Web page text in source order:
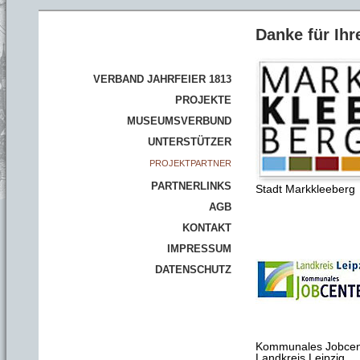
VERBAND JAHRFEIER 1813
PROJEKTE
MUSEUMSVERBUND
UNTERSTÜTZER
PROJEKTPARTNER
PARTNERLINKS
AGB
KONTAKT
IMPRESSUM
DATENSCHUTZ
Danke für
Stadt Markkleeberg
Kommunales